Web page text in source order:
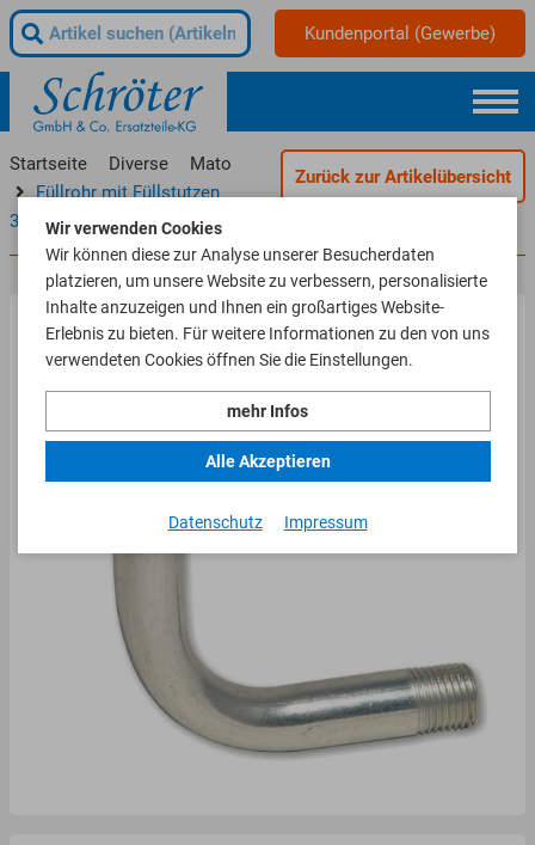
Kundenportal (Gewerbe)
Zurück zur Artikelübersicht
Startseite Diverse
Mato
Füllrohr mit Füllstutzen
3390150 für Ecofill P 15
Wir verwenden Cookies
Wir können diese zur Analyse unserer Besucherdaten
platzieren, um unsere Website zu verbessern, personalisierte
Inhalte anzuzeigen und Ihnen ein großartiges Website-
Erlebnis zu bieten. Für weitere Informationen zu den von uns
verwendeten Cookies öffnen Sie die Einstellungen.
mehr Infos
Alle Akzeptieren
Datenschutz Impressum